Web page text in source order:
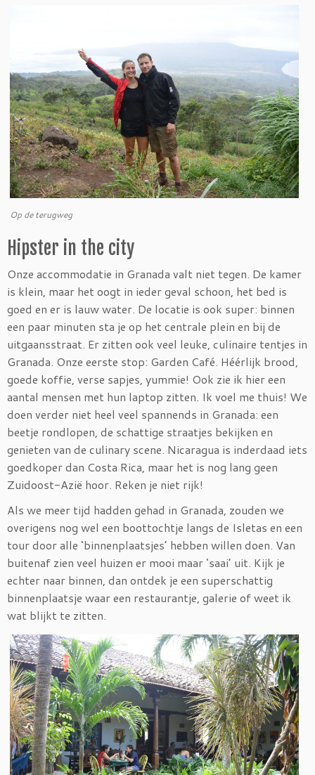
Op de terugweg
Hipster in the city
Onze accommodatie in Granada valt niet tegen. De kamer
is klein, maar het oogt in ieder geval schoon, het bed is
goed en er is lauw water. De locatie is ook super: binnen
een paar minuten sta je op het centrale plein en bij de
uitgaansstraat. Er zitten ook veel leuke, culinaire tentjes in
Granada. Onze eerste stop: Garden Café. Héérlijk brood,
goede koffie, verse sapjes, yummie! Ook zie ik hier een
aantal mensen met hun laptop zitten. Ik voel me thuis! We
doen verder niet heel veel spannends in Granada: een
beetje rondlopen, de schattige straatjes bekijken en
genieten van de culinary scene. Nicaragua is inderdaad iets
goedkoper dan Costa Rica, maar het is nog lang geen
Zuidoost-Azië hoor. Reken je niet rijk!
Als we meer tijd hadden gehad in Granada, zouden we
overigens nog wel een boottochtje langs de Isletas en een
tour door alle ‘binnenplaatsjes’ hebben willen doen. Van
buitenaf zien veel huizen er mooi maar ‘saai’ uit. Kijk je
echter naar binnen, dan ontdek je een superschattig
binnenplaatsje waar een restaurantje, galerie of weet ik
wat blijkt te zitten.